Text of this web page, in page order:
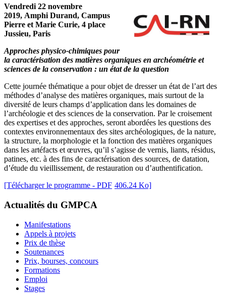
Vendredi 22 novembre
2019, Amphi Durand, Campus
Pierre et Marie Curie, 4 place
Jussieu, Paris
Approches physico-chimiques pour
la caractérisation des matières organiques en archéométrie et
sciences de la conservation : un état de la question
Cette journée thématique a pour objet de dresser un état de l’art des
méthodes d’analyse des matières organiques, mais surtout de la
diversité de leurs champs d’application dans les domaines de
l’archéologie et des sciences de la conservation. Par le croisement
des expertises et des approches, seront abordées les questions des
contextes environnementaux des sites archéologiques, de la nature,
la structure, la morphologie et la fonction des matières organiques
dans les artéfacts et œuvres, qu’il s’agisse de vernis, liants, résidus,
patines, etc. à des fins de caractérisation des sources, de datation,
d’étude du vieillissement, de restauration ou d’authentification.
[Télécharger le programme - PDF 406.24 Ko]
Actualités du GMPCA
Manifestations
Appels à projets
Prix de thèse
Soutenances
Prix, bourses, concours
Formations
Emploi
Stages